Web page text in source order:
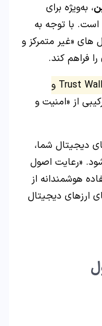
، به‌ویژه برای
است. با توجه به
های «غیر متمرکز و
فراهم کند.
Trust Wallet، MetaMask و
از «امنیت و
دیجیتال شما،
«رعایت اصول
هوشمندانه از
ارزهای دیجیتال